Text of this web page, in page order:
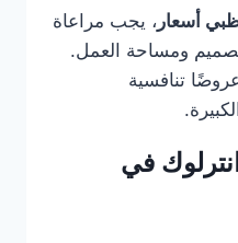
أسعار ، يجب مراعاة
ومساحة العمل.
تنافسية
في